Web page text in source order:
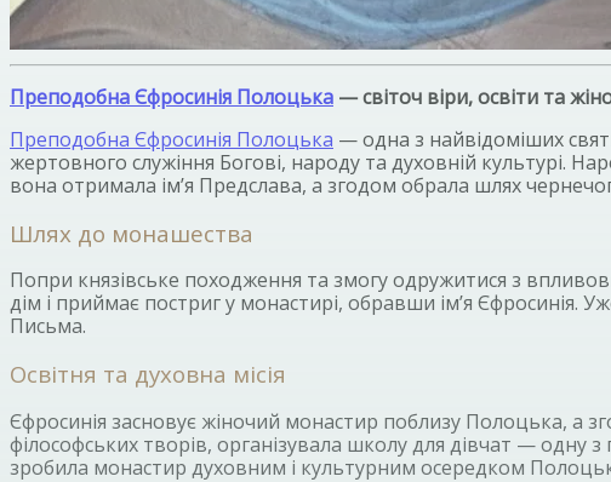
Преподобна Єфросинія Полоцька — світоч віри, освіти та
Преподобна Єфросинія Полоцька — одна з найвідоміших
жертовного служіння Богові, народу та духовній культурі.
вона отримала ім’я Предслава, а згодом обрала шлях
Шлях до монашества
Попри князівське походження та змогу одружитися з
дім і приймає постриг у монастирі, обравши ім’я
Письма.
Освітня та духовна місія
Єфросинія засновує жіночий монастир поблизу Полоцька, а
філософських творів, організувала школу для дівчат — одну
зробила монастир духовним і культурним осередком